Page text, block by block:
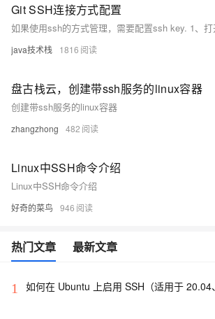
Git SSH连接方式配置
java技术栈 1816
盘古栈云，创建带ssh服务的linux容器
创建带ssh服务的linux容器
zhangzhong 482
Linux中SSH命令介绍
Linux中SSH命令介绍
好奇的菜鸟 946
热门文章 最新文章
1
如何在 Ubuntu 上启用 SSH（适用于 20.04、